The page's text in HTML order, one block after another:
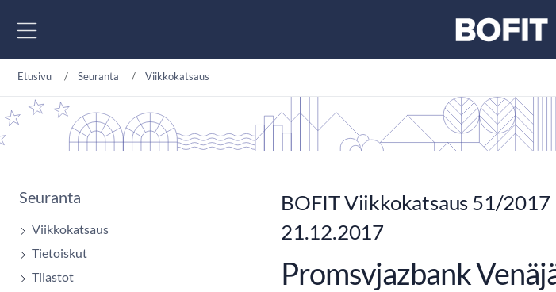
Etusivu Seuranta Viikkokatsaus
Seuranta
Viikkokatsaus
Tietoiskut
Tilastot
BOFIT Viikkokatsaus 51/2017
21.12.2017
Promsvjazbank